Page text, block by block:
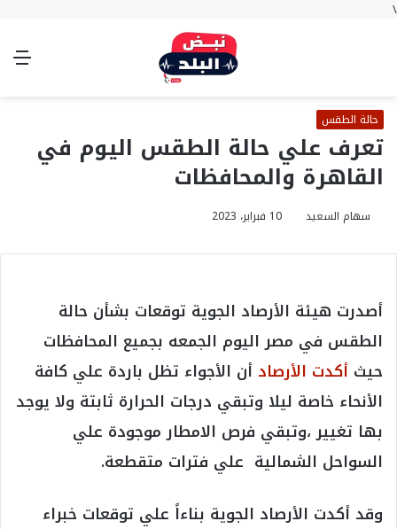
\
الوضع
حالة الطقس
تعرف علي حالة الطقس اليوم في
القاهرة والمحافظات
سهام السعيد 10 فبراير، 2023
أصدرت هيئة الأرصاد الجوية توقعات بشأن حالة
الطقس في مصر اليوم الجمعه بجميع المحافظات
حيث أكدت الأرصاد أن الأجواء تظل باردة علي كافة
الأنحاء خاصة ليلا وتبقي درجات الحرارة ثابتة ولا يوجد
بها تغيير ،وتبقي فرص الامطار موجودة علي
السواحل الشمالية علي فترات متقطعة.
وقد أكدت الأرصاد الجوية بناءاً علي توقعات خبراء